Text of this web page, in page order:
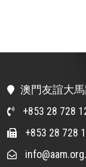
澳門友誼大
+853 28 728
+853 28 728